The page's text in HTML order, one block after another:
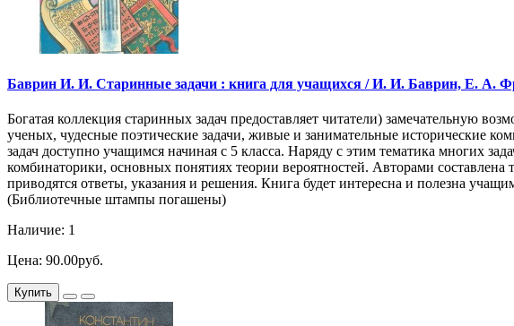
Баврин И. И. Старинные задачи : книга для учащихся / И. И. Баврин, Е. А.
Богатая коллекция старинных задач предоставляет читатели) замечательную
ученых, чудесные поэтические задачи, живые и занимательные исторические
задач доступно учащимся начиная с 5 класса. Наряду с этим тематика многих
комбинаторики, основных понятиях теории вероятностей. Авторами
приводятся ответы, указания и решения. Книга будет интересна и полезна
(Библиотечные штампы погашены)
Наличие: 1
Цена: 90.00руб.
Купить